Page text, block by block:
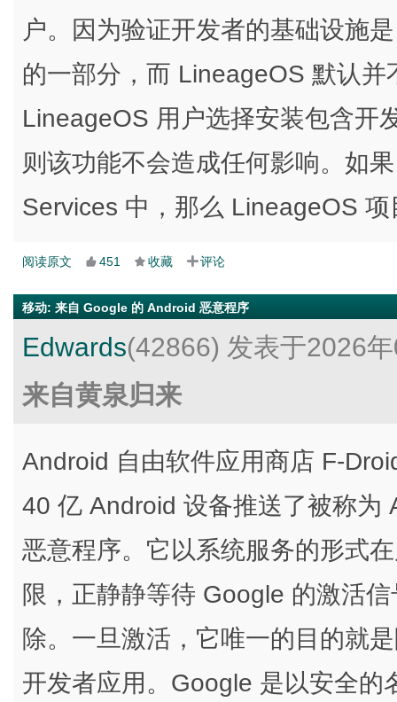
户。因为验证开发者的基础设施
的一部分，而 LineageOS 默认
LineageOS 用户选择安装包含开
则该功能不会造成任何影响。如
Services 中，那么 LineageOS
阅读原文 451 收藏 评论
移动: 来自 Google 的 Android 恶意程序
Edwards(42866) 发表于2026
来自黄泉归来
Android 自由软件应用商店 F-
40 亿 Android 设备推送了被称为
恶意程序。它以系统服务的形式
限，正静静等待 Google 的激活
除。一旦激活，它唯一的目的就
开发者应用。Google 是以安全